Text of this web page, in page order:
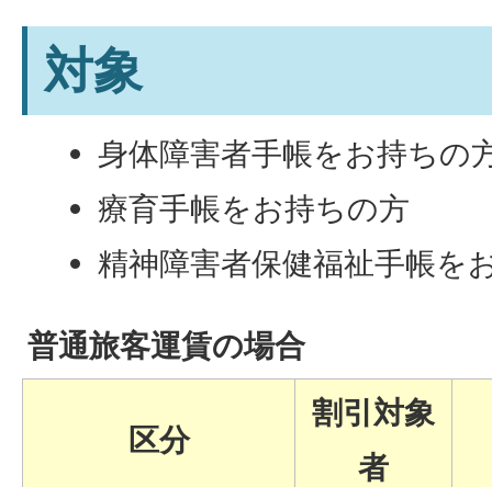
対象
身体障害者手帳をお持ちの
療育手帳をお持ちの方
精神障害者保健福祉手帳を
普通旅客運賃の場合
区分
割引対象
者